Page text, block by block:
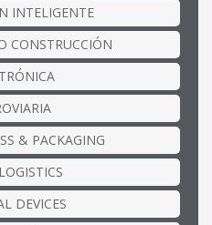
INTELIGENTE
CONSTRUCCIÓN
& PACKAGING
DEVICES